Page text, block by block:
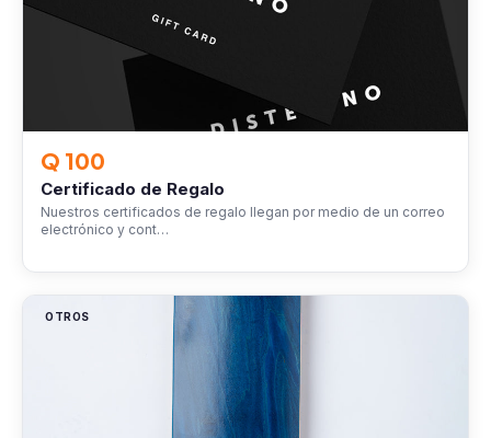
Q 100
Certificado de Regalo
Nuestros certificados de regalo llegan por medio de un correo
electrónico y cont…
OTROS